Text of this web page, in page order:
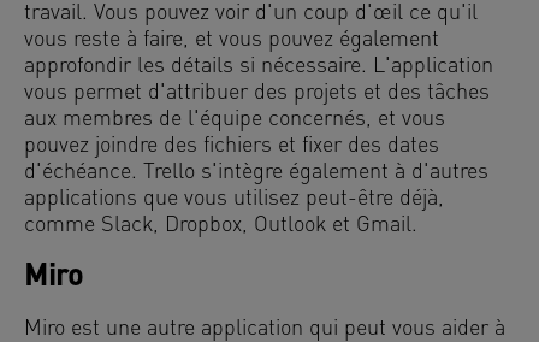
travail. Vous pouvez voir d'un coup d'œil ce qu'il
vous reste à faire, et vous pouvez également
approfondir les détails si nécessaire. L'application
vous permet d'attribuer des projets et des tâches
aux membres de l'équipe concernés, et vous
pouvez joindre des fichiers et fixer des dates
d'échéance. Trello s'intègre également à d'autres
applications que vous utilisez peut-être déjà,
comme Slack, Dropbox, Outlook et Gmail.
Miro
Miro est une autre application qui peut vous aider à